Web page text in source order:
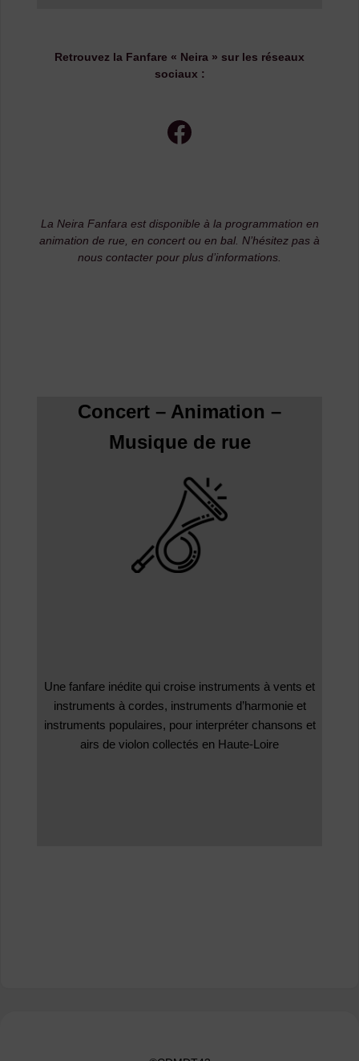
Retrouvez la Fanfare « Neira » sur les réseaux
sociaux :
Facebook
La Neira Fanfara est disponible à la programmation en
animation de rue, en concert ou en bal. N’hésitez pas à
nous contacter pour plus d’informations.
Concert – Animation –
Musique de rue
Une fanfare inédite qui croise instruments à vents et
instruments à cordes, instruments d’harmonie et
instruments populaires, pour interpréter chansons et
airs de violon collectés en Haute-Loire